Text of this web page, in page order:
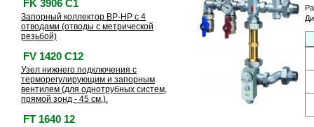
FK 3906 C1
Запорный коллектор BP-HP с 4
отводами (отводы с метрической
резьбой)
FV 1420 C12
Узел нижнего подключения с
терморегулирующим и запорным
вентилем (для однотрубных систем,
прямой зонд - 45 см.).
FT 1640 12